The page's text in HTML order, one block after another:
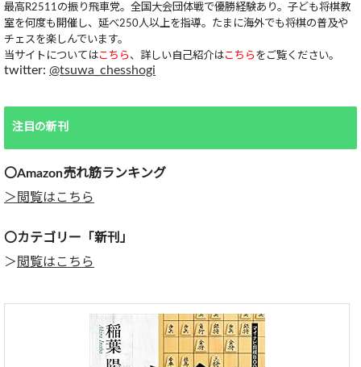
最高R2511の振り飛車党。全国大会団体戦で優勝経験あり。子ども将棋教
室を何度も開催し、延べ250人以上を指導。たまに海外でも将棋の普及や
チェスを楽しんでいます。
当サイトについてはこちら 、詳しい自己紹介はこちら をご覧ください。
twitter: @tsuwa_chesshogi
注目の新刊
〇Amazon売れ筋ランキング
＞閲覧はこちら
〇カテゴリー「新刊」
＞ 閲覧はこちら